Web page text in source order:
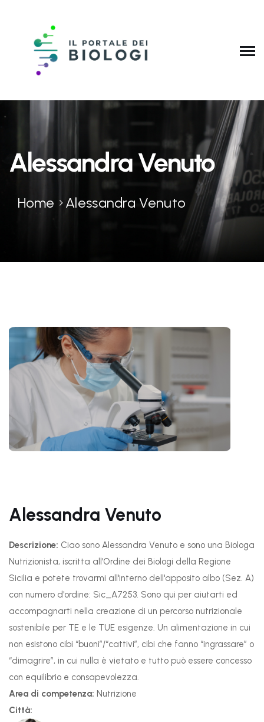
Alessandra Venuto
Home Alessandra Venuto
Alessandra Venuto
Descrizione: Ciao sono Alessandra Venuto e sono una Biologa
Nutrizionista, iscritta all'Ordine dei Biologi della Regione
Sicilia e potete trovarmi all'interno dell'apposito albo (Sez. A)
con numero d'ordine: Sic_A7253. Sono qui per aiutarti ed
accompagnarti nella creazione di un percorso nutrizionale
sostenibile per TE e le TUE esigenze. Un alimentazione in cui
non esistono cibi “buoni”/“cattivi”, cibi che fanno “ingrassare” o
“dimagrire”, in cui nulla è vietato e tutto può essere concesso
con equilibrio e consapevolezza.
Area di competenza: Nutrizione
Città: